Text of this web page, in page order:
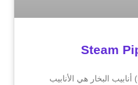
أنابيب البخار (Steam Piping) أنابيب البخار هي الأنابيب